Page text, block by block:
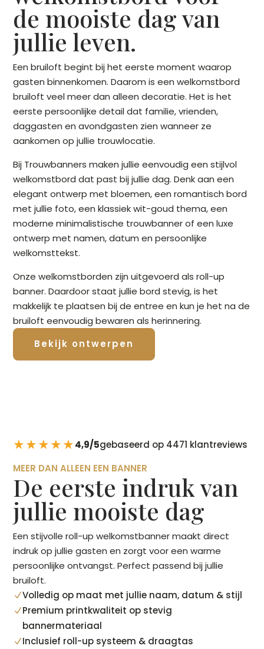
de mooiste dag van
jullie leven.
Een bruiloft begint bij het eerste moment waarop
gasten binnenkomen. Daarom is een welkomstbord
bruiloft veel meer dan alleen decoratie. Het is het
eerste persoonlijke detail dat familie, vrienden,
daggasten en avondgasten zien wanneer ze
aankomen op jullie trouwlocatie.
Bij Trouwbanners maken jullie eenvoudig een stijlvol
welkomstbord dat past bij jullie dag. Denk aan een
elegant ontwerp met bloemen, een romantisch bord
met jullie foto, een klassiek wit-goud thema, een
moderne minimalistische trouwbanner of een luxe
ontwerp met namen, datum en persoonlijke
welkomsttekst.
Onze welkomstborden zijn uitgevoerd als roll-up
banner. Daardoor staat jullie bord stevig, is het
makkelijk te plaatsen bij de entree en kun je het na de
bruiloft eenvoudig bewaren als herinnering.
Bekijk ontwerpen
★★★★★4,9/5gebaseerd op 4471 klantreviews
MEER DAN ALLEEN EEN BANNER
De eerste indruk van
jullie mooiste dag
Een stijvolle roll-up welkomstbanner maakt direct
indruk op jullie gasten en zorgt voor een warme
persoonlijke ontvangst. Perfect passend bij jullie
bruiloft.
NVolledig op maat met jullie naam, datum & stijl
NPremium printkwaliteit op stevig
bannermateriaal
NInclusief roll-up systeem & draagtas